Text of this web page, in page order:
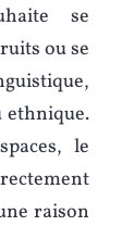
se
ou se
ethnique.
le
raison